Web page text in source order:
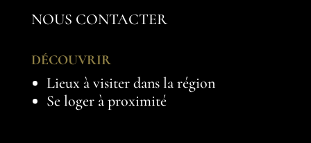
NOUS CONTACTER
DÉCOUVRIR
Lieux à visiter dans la région
Se loger à proximité